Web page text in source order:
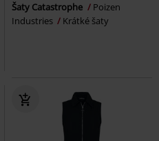
Šaty Catastrophe
Poizen
Industries
Krátké šaty